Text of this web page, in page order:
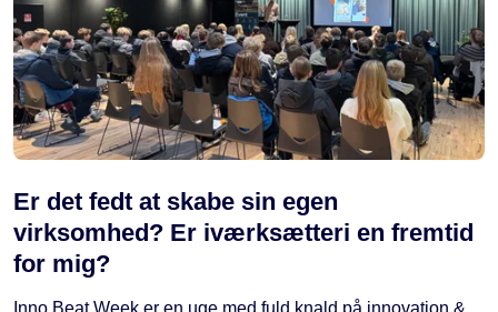
Er det fedt at skabe sin egen
virksomhed? Er iværksætteri en fremtid
for mig?